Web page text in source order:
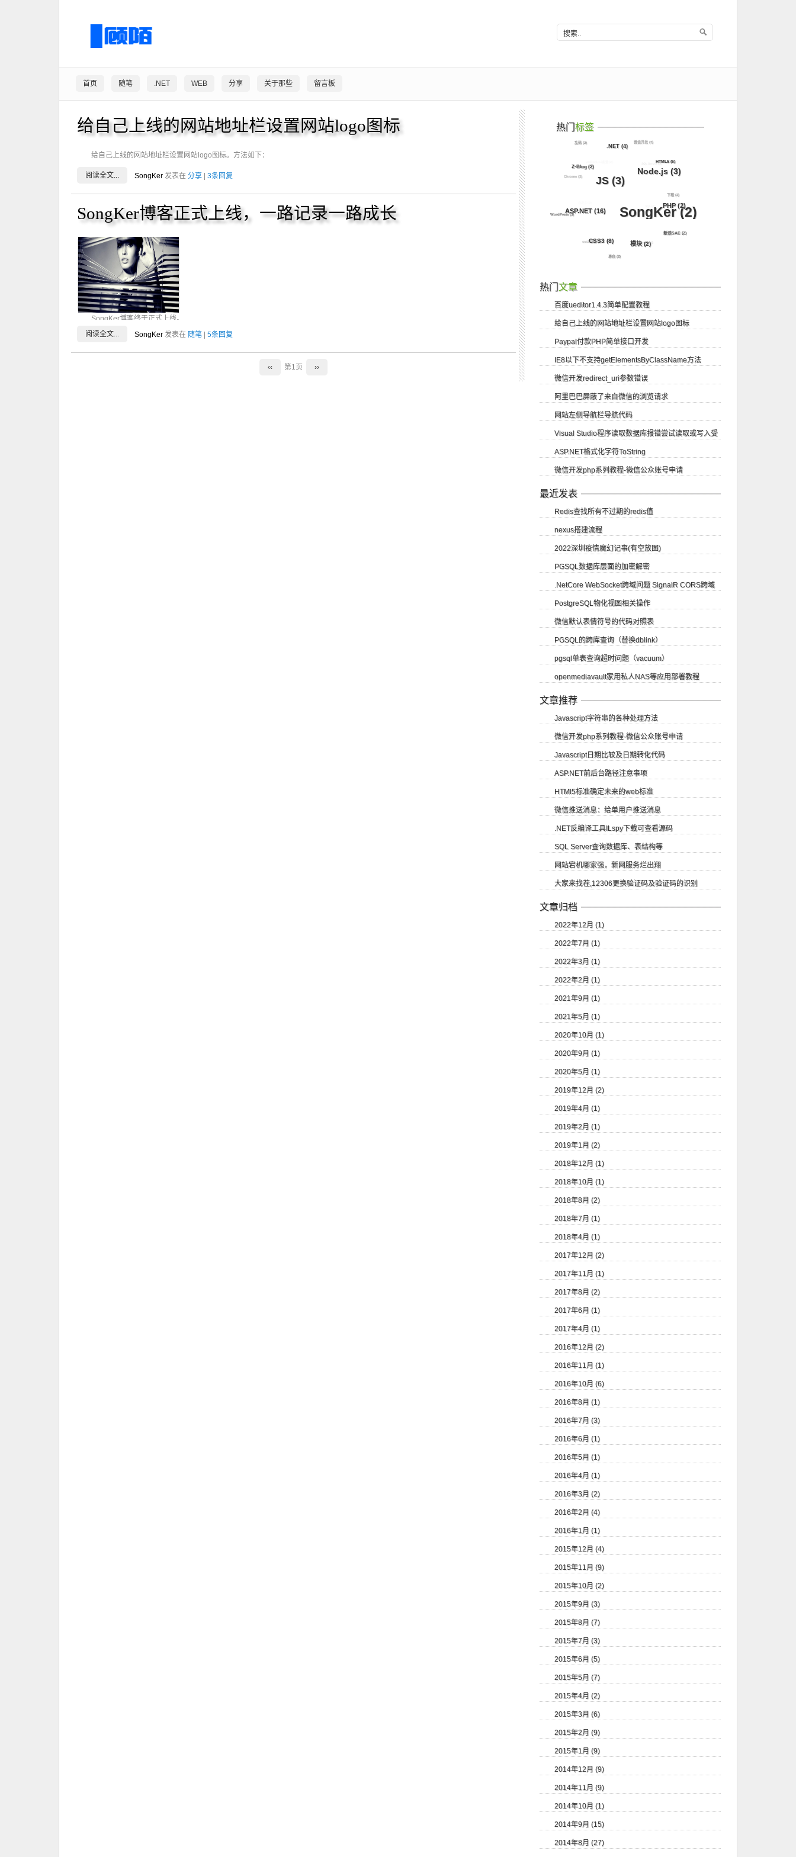
首页 随笔 .NET WEB 分享 关于那些 留言板
给自己上线的网站地址栏设置网站logo图标
给自己上线的网站地址栏设置网站logo图标。方法如下：
阅读全文... SongKer 发表在 分享 3条回复
SongKer博客正式上线，一路记录一路成长
SongKer博客终于正式上线。
关于博客上线的几点自我说明。
阅读全文... SongKer 发表在 随笔 5条回复
‹‹ 第1页 ››
热门标签
CSS3(8)
ASP.NET(16)
WordPress(3)
css3动画(5)
表白 (2)
模块(2)
SongKer(2)
JS(3)
Z-Blog(2)
Chrome (3)
jQuery(11)
新浪SAE (2)
PHP(2)
Node.js(3)
.NET(4)
乱码 (2)
下载(2)
HTML5(5)
微信开发 (2)
SQL Server(8)
热门文章
百度ueditor1.4.3简单配置教程
给自己上线的网站地址栏设置网站logo图标
Paypal付款PHP简单接口开发
IE8以下不支持getElementsByClassName方法
微信开发redirect_uri参数错误
阿里巴巴屏蔽了来自微信的浏览请求
网站左侧导航栏导航代码
Visual Studio程序读取数据库报错尝试读取或写入受
保护的内存...
ASP.NET格式化字符ToString
微信开发php系列教程-微信公众账号申请
最近发表
Redis查找所有不过期的redis值
nexus搭建流程
2022深圳疫情魔幻记事(有空放图)
PGSQL数据库层面的加密解密
.NetCore WebSocket跨域问题 SignalR CORS跨域
PostgreSQL物化视图相关操作
微信默认表情符号的代码对照表
PGSQL的跨库查询（替换dblink）
pgsql单表查询超时问题（vacuum）
openmediavault家用私人NAS等应用部署教程
文章推荐
Javascript字符串的各种处理方法
微信开发php系列教程-微信公众账号申请
Javascript日期比较及日期转化代码
ASP.NET前后台路径注意事项
HTMl5标准确定未来的web标准
微信推送消息：给单用户推送消息
.NET反编译工具ILspy下载可查看源码
SQL Server查询数据库、表结构等
网站宕机哪家强，新网服务烂出翔
大家来找茬,12306更换验证码及验证码的识别
文章归档
2022年12月 (1)
2022年7月 (1)
2022年3月 (1)
2022年2月 (1)
2021年9月 (1)
2021年5月 (1)
2020年10月 (1)
2020年9月 (1)
2020年5月 (1)
2019年12月 (2)
2019年4月 (1)
2019年2月 (1)
2019年1月 (2)
2018年12月 (1)
2018年10月 (1)
2018年8月 (2)
2018年7月 (1)
2018年4月 (1)
2017年12月 (2)
2017年11月 (1)
2017年8月 (2)
2017年6月 (1)
2017年4月 (1)
2016年12月 (2)
2016年11月 (1)
2016年10月 (6)
2016年8月 (1)
2016年7月 (3)
2016年6月 (1)
2016年5月 (1)
2016年4月 (1)
2016年3月 (2)
2016年2月 (4)
2016年1月 (1)
2015年12月 (4)
2015年11月 (9)
2015年10月 (2)
2015年9月 (3)
2015年8月 (7)
2015年7月 (3)
2015年6月 (5)
2015年5月 (7)
2015年4月 (2)
2015年3月 (6)
2015年2月 (9)
2015年1月 (9)
2014年12月 (9)
2014年11月 (9)
2014年10月 (1)
2014年9月 (15)
2014年8月 (27)